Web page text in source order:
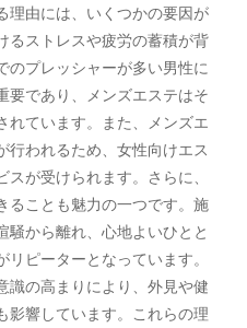
理由には、いくつかの要因が
るストレスや疲労の蓄積が背
のプレッシャーが多い男性に
要であり、メンズエステはそ
れています。また、メンズエ
行われるため、女性向けエス
が受けられます。さらに、
ることも魅力の一つです。施
騒から離れ、心地よいひとと
ピーターとなっています。
識の高まりにより、外見や健
影響しています。これらの理